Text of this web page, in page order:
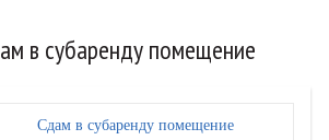
в субаренду помещение